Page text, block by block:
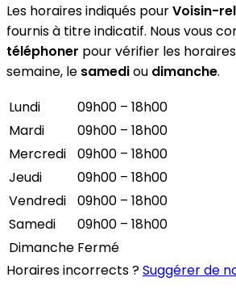
Les horaires indiqués pourVoisin-
fournis à titre indicatif. Nous vous
téléphoner pour vérifier les
semaine, le samediou dimanche.
Lundi
09h00 – 18h00
Mardi
09h00 – 18h00
Mercredi
09h00 – 18h00
Jeudi
09h00 – 18h00
Vendredi
09h00 – 18h00
Samedi
09h00 – 18h00
Dimanche Fermé
Horaires incorrects ?Suggérer de